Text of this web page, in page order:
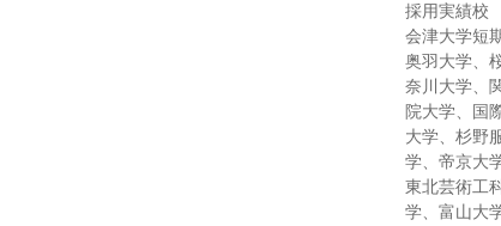
採用実績校
会津大学短
奥羽大学、
奈川大学、
院大学、国
大学、杉野
学、帝京大
東北芸術工
学、富山大